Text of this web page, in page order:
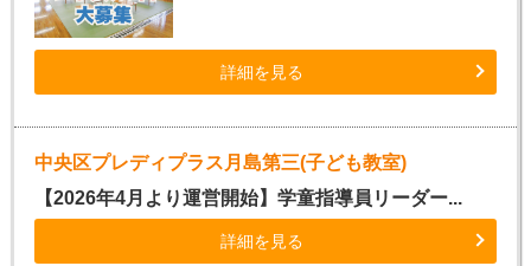
詳細を見る
中央区プレディプラス月島第三(子ども教室)
【2026年4月より運営開始】学童指導員リーダー...
詳細を見る